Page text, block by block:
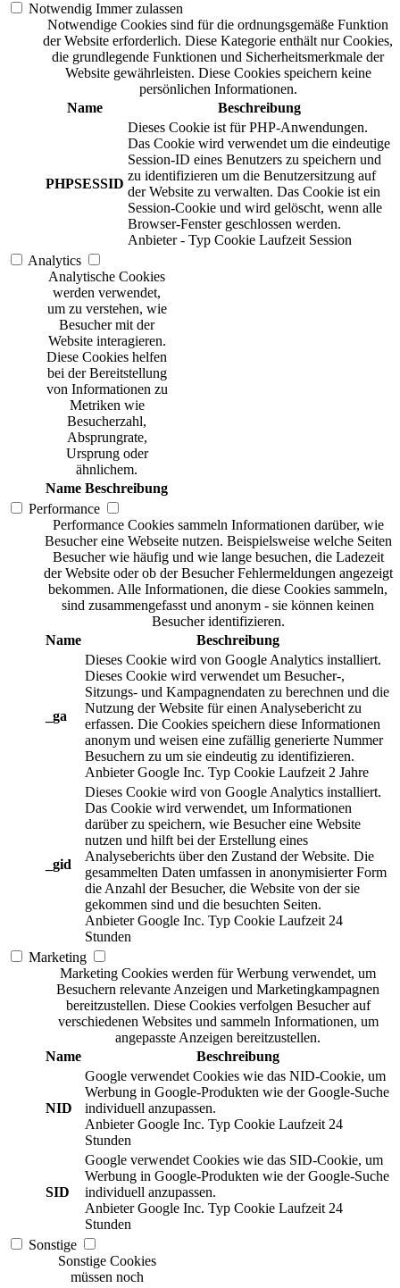
Notwendig Immer zulassen
Notwendige Cookies sind für die ordnungsgemäße Funktion
der Website erforderlich. Diese Kategorie enthält nur Cookies,
die grundlegende Funktionen und Sicherheitsmerkmale der
Website gewährleisten. Diese Cookies speichern keine
persönlichen Informationen.
Name
Beschreibung
PHPSESSID
Dieses Cookie ist für PHP-Anwendungen.
Das Cookie wird verwendet um die eindeutige
Session-ID eines Benutzers zu speichern und
zu identifizieren um die Benutzersitzung auf
der Website zu verwalten. Das Cookie ist ein
Session-Cookie und wird gelöscht, wenn alle
Browser-Fenster geschlossen werden.
Anbieter - Typ Cookie Laufzeit Session
Analytics
Analytische Cookies
werden verwendet,
um zu verstehen, wie
Besucher mit der
Website interagieren.
Diese Cookies helfen
bei der Bereitstellung
von Informationen zu
Metriken wie
Besucherzahl,
Absprungrate,
Ursprung oder
ähnlichem.
Name Beschreibung
Performance
Performance Cookies sammeln Informationen darüber, wie
Besucher eine Webseite nutzen. Beispielsweise welche Seiten
Besucher wie häufig und wie lange besuchen, die Ladezeit
der Website oder ob der Besucher Fehlermeldungen angezeigt
bekommen. Alle Informationen, die diese Cookies sammeln,
sind zusammengefasst und anonym - sie können keinen
Besucher identifizieren.
Name
Beschreibung
_ga
Dieses Cookie wird von Google Analytics installiert.
Dieses Cookie wird verwendet um Besucher-,
Sitzungs- und Kampagnendaten zu berechnen und die
Nutzung der Website für einen Analysebericht zu
erfassen. Die Cookies speichern diese Informationen
anonym und weisen eine zufällig generierte Nummer
Besuchern zu um sie eindeutig zu identifizieren.
Anbieter Google Inc. Typ Cookie Laufzeit 2 Jahre
_gid
Dieses Cookie wird von Google Analytics installiert.
Das Cookie wird verwendet, um Informationen
darüber zu speichern, wie Besucher eine Website
nutzen und hilft bei der Erstellung eines
Analyseberichts über den Zustand der Website. Die
gesammelten Daten umfassen in anonymisierter Form
die Anzahl der Besucher, die Website von der sie
gekommen sind und die besuchten Seiten.
Anbieter Google Inc. Typ Cookie Laufzeit 24
Stunden
Marketing
Marketing Cookies werden für Werbung verwendet, um
Besuchern relevante Anzeigen und Marketingkampagnen
bereitzustellen. Diese Cookies verfolgen Besucher auf
verschiedenen Websites und sammeln Informationen, um
angepasste Anzeigen bereitzustellen.
Name
Beschreibung
NID
Google verwendet Cookies wie das NID-Cookie, um
Werbung in Google-Produkten wie der Google-Suche
individuell anzupassen.
Anbieter Google Inc. Typ Cookie Laufzeit 24
Stunden
SID
Google verwendet Cookies wie das SID-Cookie, um
Werbung in Google-Produkten wie der Google-Suche
individuell anzupassen.
Anbieter Google Inc. Typ Cookie Laufzeit 24
Stunden
Sonstige
Sonstige Cookies
müssen noch